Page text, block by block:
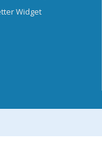
Widget